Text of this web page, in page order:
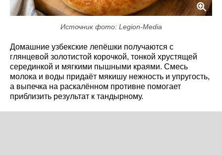
Источник фото: Legion-Media
Домашние узбекские лепёшки получаются с
глянцевой золотистой корочкой, тонкой хрустящей
серединкой и мягкими пышными краями. Смесь
молока и воды придаёт мякишу нежность и упругость,
а выпечка на раскалённом противне помогает
приблизить результат к тандырному.